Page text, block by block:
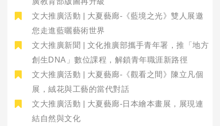
文大推廣活動 | 大夏藝廊-《藍境之光》雙人展邀
您走進藍曬藝術世界
文大推廣新聞 | 文化推廣部攜手青年署，推「地方
創生DNA」數位課程，解鎖青年職涯新路徑
文大推廣活動 | 大夏藝廊-《觀看之間》陳立凡個
展，絨花與工藝的當代對話
文大推廣活動 | 大夏藝廊-日本繪本畫展，展現連
結自然與文化